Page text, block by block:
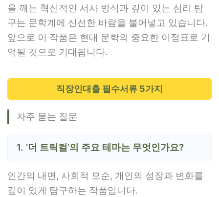
을 깨는 혁신적인 서사 방식과 깊이 있는 심리 탐
구는 문학계에 신선한 바람을 불어넣고 있습니다.
앞으로 이 작품은 현대 문학의 중요한 이정표로 기
억될 것으로 기대됩니다.
직장인대출 필수서류 5가지
자주 묻는 질문
1. ‘더 트릭컬’의 주요 테마는 무엇인가요?
인간의 내면, 사회적 모순, 개인의 성장과 변화를
깊이 있게 탐구하는 작품입니다.